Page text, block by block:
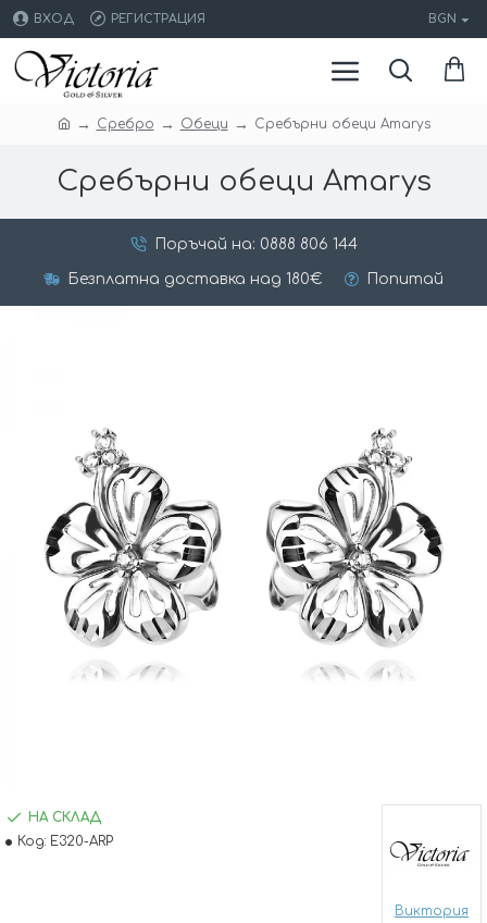
ВХОД РЕГИСТРАЦИЯ BGN
Сребро Обеци Сребърни обеци Amarys
Сребърни обеци Amarys
Поръчай на: 0888 806 144
Безплатна доставка над 180€ Попитай
НА СКЛАД
Код: E320-ARP
Виктория